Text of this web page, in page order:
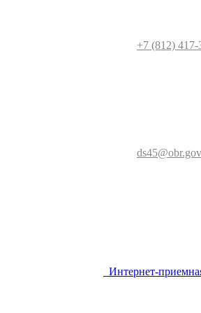
+7 (812) 417-
Интернет-